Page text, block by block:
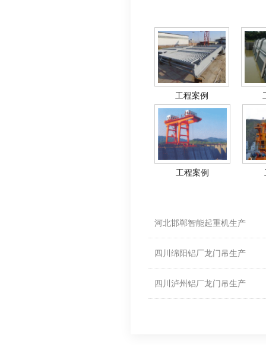
工程案例
工程案例
河北邯郸智能起重机生产
四川绵阳铝厂龙门吊生产
四川泸州铝厂龙门吊生产